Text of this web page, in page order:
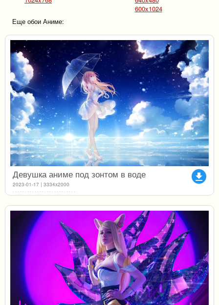
600x1024
Еще обои Аниме:
file_download
Девушка аниме под зонтом в воде
2023-01-17 | 3334x2000